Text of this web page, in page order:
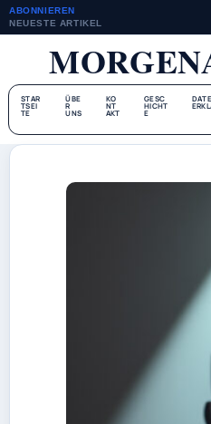
ABONNIEREN
NEUESTE ARTIKEL
STAR
TSEI
TE
ÜBE
R
UNS
KO
NT
AKT
GESC
HICHT
E